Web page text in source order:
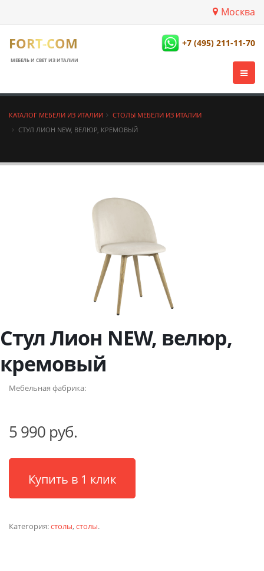
Москва
FORT-COM
МЕБЕЛЬ И СВЕТ ИЗ ИТАЛИИ
+7 (495) 211-11-70
КАТАЛОГ МЕБЕЛИ ИЗ ИТАЛИИ
СТОЛЫ МЕБЕЛИ ИЗ ИТАЛИИ
СТУЛ ЛИОН NEW, ВЕЛЮР, КРЕМОВЫЙ
Стул Лион NEW, велюр,
кремовый
Мебельная фабрика:
5 990 руб.
Купить в 1 клик
Категория:столы,столы.